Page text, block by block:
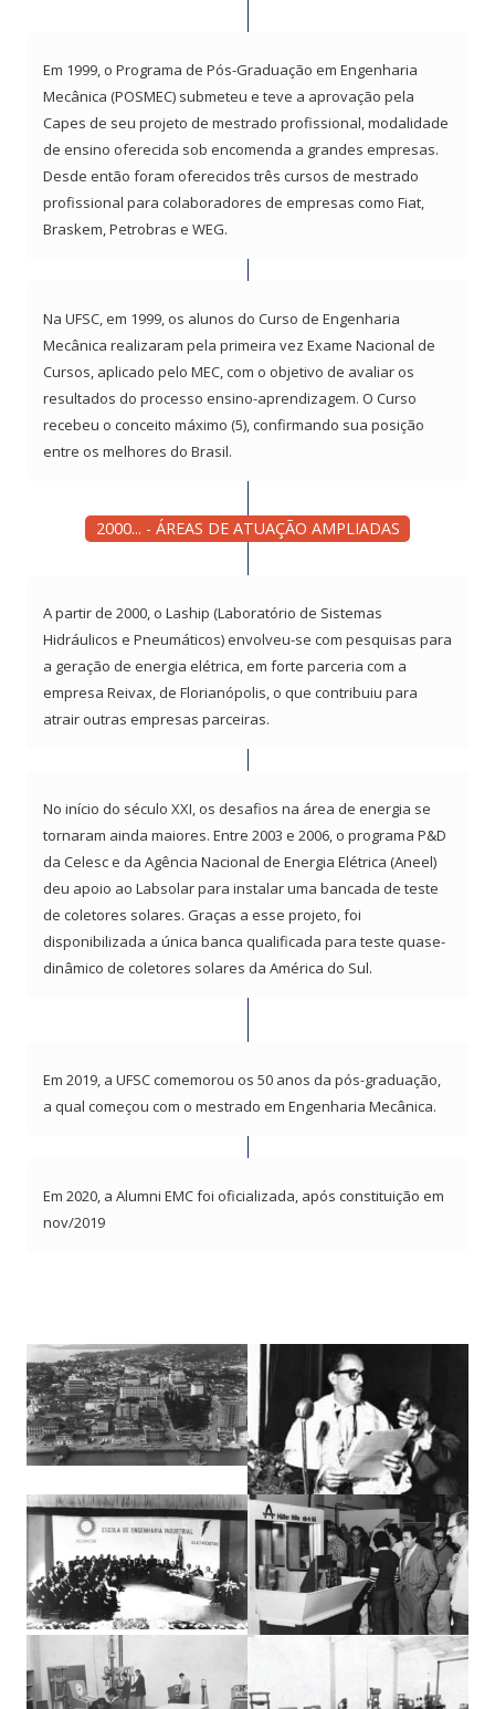
Em 1999, o Programa de Pós-Graduação em Engenharia
Mecânica (POSMEC) submeteu e teve a aprovação pela
Capes de seu projeto de mestrado profissional, modalidade
de ensino oferecida sob encomenda a grandes empresas.
Desde então foram oferecidos três cursos de mestrado
profissional para colaboradores de empresas como Fiat,
Braskem, Petrobras e WEG.
Na UFSC, em 1999, os alunos do Curso de Engenharia
Mecânica realizaram pela primeira vez Exame Nacional de
Cursos, aplicado pelo MEC, com o objetivo de avaliar os
resultados do processo ensino-aprendizagem. O Curso
recebeu o conceito máximo (5), confirmando sua posição
entre os melhores do Brasil.
2000... - ÁREAS DE ATUAÇÃO AMPLIADAS
A partir de 2000, o Laship (Laboratório de Sistemas
Hidráulicos e Pneumáticos) envolveu-se com pesquisas para
a geração de energia elétrica, em forte parceria com a
empresa Reivax, de Florianópolis, o que contribuiu para
atrair outras empresas parceiras.
No início do século XXI, os desafios na área de energia se
tornaram ainda maiores. Entre 2003 e 2006, o programa P&D
da Celesc e da Agência Nacional de Energia Elétrica (Aneel)
deu apoio ao Labsolar para instalar uma bancada de teste
de coletores solares. Graças a esse projeto, foi
disponibilizada a única banca qualificada para teste quase-
dinâmico de coletores solares da América do Sul.
Em 2019, a UFSC comemorou os 50 anos da pós-graduação,
a qual começou com o mestrado em Engenharia Mecânica.
Em 2020, a Alumni EMC foi oficializada, após constituição em
nov/2019